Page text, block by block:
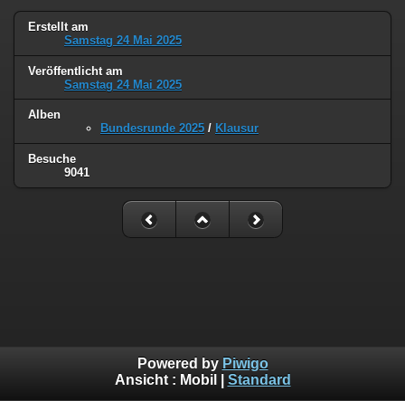
Erstellt am
Samstag 24 Mai 2025
Veröffentlicht am
Samstag 24 Mai 2025
Alben
Bundesrunde 2025 / Klausur
Besuche
9041
Powered by Piwigo
Ansicht : Mobil Standard